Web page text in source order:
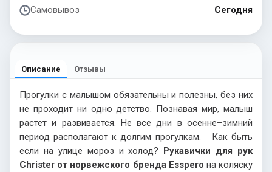
Самовывоз Сегодня
Описание Отзывы
Прогулки с малышом обязательны и полезны, без них
не проходит ни одно детство. Познавая мир, малыш
растет и развивается. Не все дни в осенне–зимний
период располагают к долгим прогулкам. Как быть
если на улице мороз и холод? Рукавички для рук
Christer от норвежского бренда Esspero на коляску